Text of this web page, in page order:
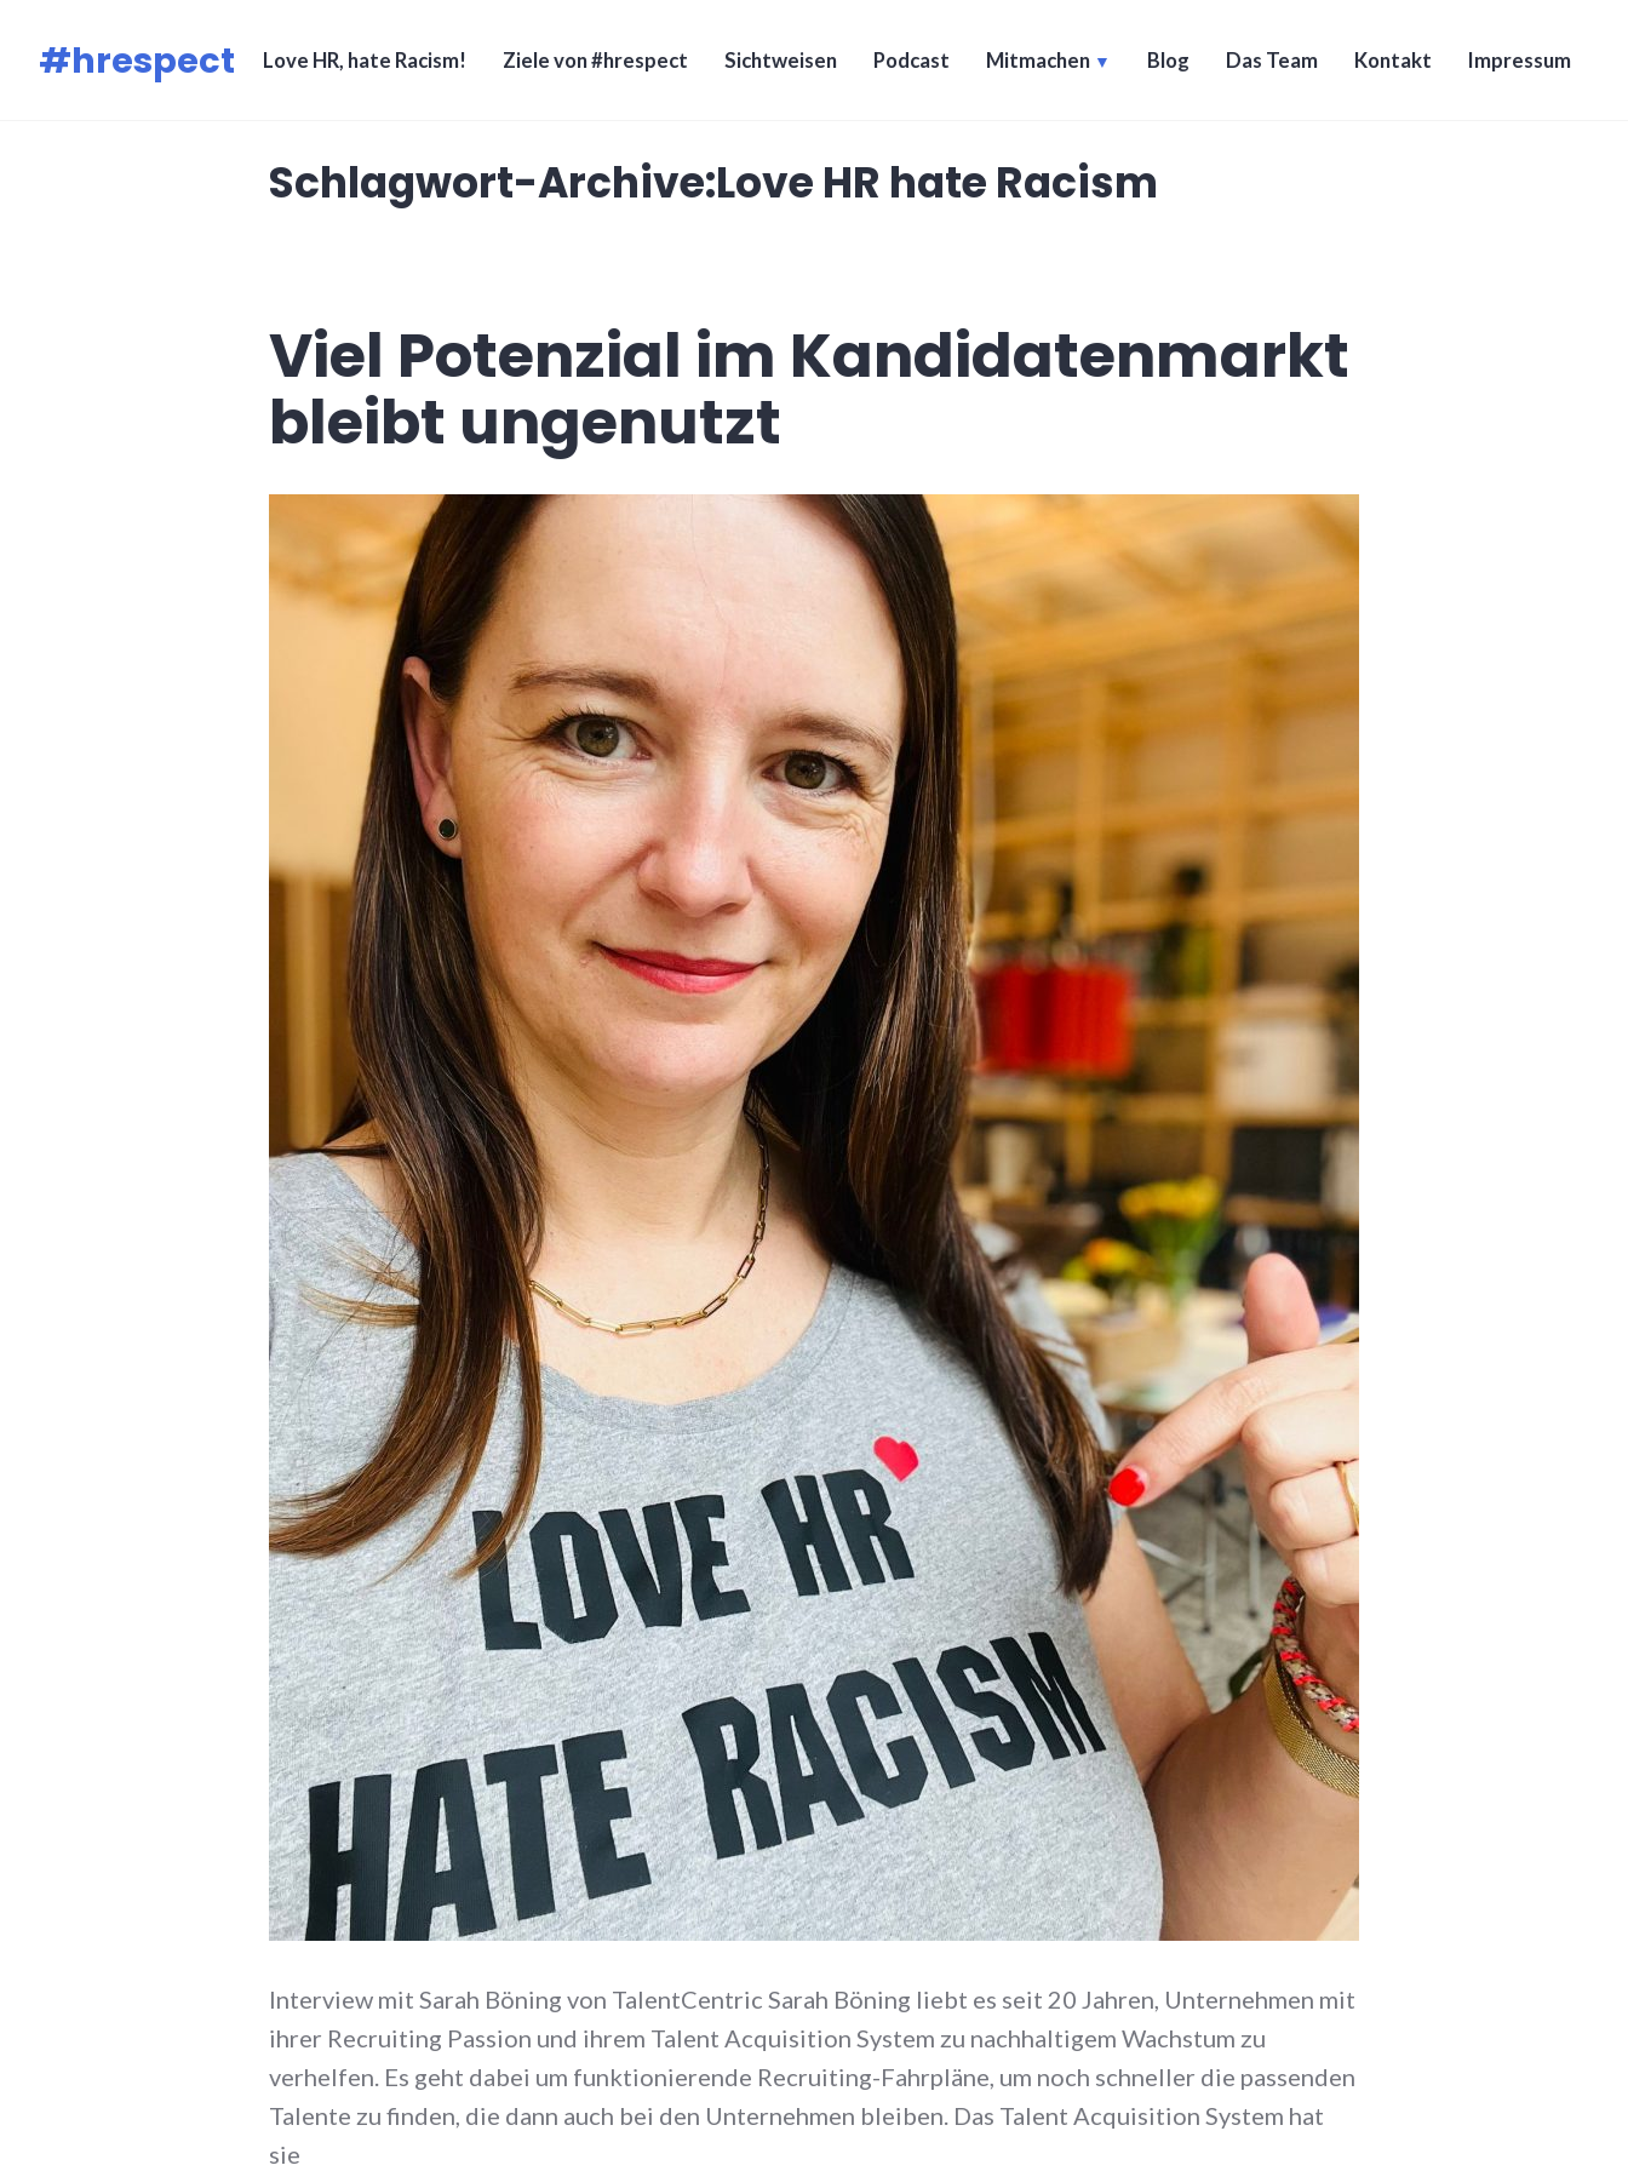
Inhalt#hrespect Love HR, hate Racism! Ziele von #hrespect Sichtweisen Podcast Mitmachen Blog Das Team Kontakt Impressum
Schlagwort-Archive:Love HR hate Racism
Viel Potenzial im Kandidatenmarkt
bleibt ungenutzt
Interview mit Sarah Böning von TalentCentric Sarah Böning liebt es seit 20 Jahren, Unternehmen mit
ihrer Recruiting Passion und ihrem Talent Acquisition System zu nachhaltigem Wachstum zu
verhelfen. Es geht dabei um funktionierende Recruiting-Fahrpläne, um noch schneller die passenden
Talente zu finden, die dann auch bei den Unternehmen bleiben. Das Talent Acquisition System hat
sie